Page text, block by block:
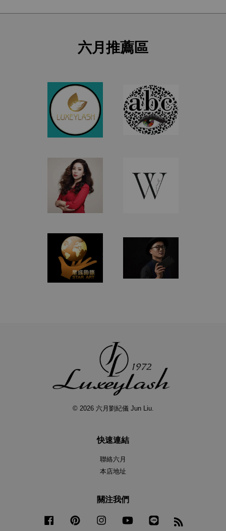
六月推薦區
© 2026 六月劉紀儀 Jun Liu.
快速連結
聯絡六月
本店地址
關注我們
Facebook Pinterest Instagram YouTube